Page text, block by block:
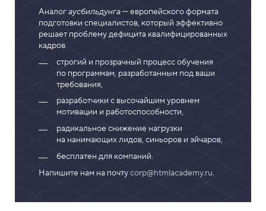
Аналогаусбильдунга— европейского формата
подготовки специалистов, который эффективно
решает проблему дефицита квалифицированных
кадров.
строгий и прозрачный процесс обучения
по программам, разработанным под ваши
требования,
разработчики с высочайшим уровнем
мотивации и работоспособности,
радикальное снижение нагрузки
на нанимающих лидов, синьоров и эйчаров,
бесплатен для компаний.
Напишите нам на почтуcorp@htmlacademy.ru.